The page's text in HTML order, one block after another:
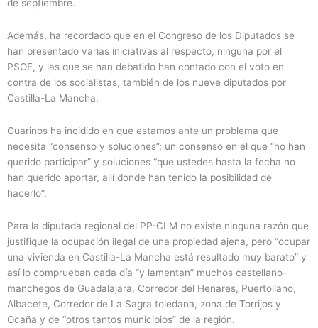
de septiembre.
Además, ha recordado que en el Congreso de los Diputados se
han presentado varias iniciativas al respecto, ninguna por el
PSOE, y las que se han debatido han contado con el voto en
contra de los socialistas, también de los nueve diputados por
Castilla-La Mancha.
Guarinos ha incidido en que estamos ante un problema que
necesita “consenso y soluciones”; un consenso en el que “no han
querido participar” y soluciones “que ustedes hasta la fecha no
han querido aportar, allí donde han tenido la posibilidad de
hacerlo”.
Para la diputada regional del PP-CLM no existe ninguna razón que
justifique la ocupación ilegal de una propiedad ajena, pero “ocupar
una vivienda en Castilla-La Mancha está resultado muy barato” y
así lo comprueban cada día “y lamentan” muchos castellano-
manchegos de Guadalajara, Corredor del Henares, Puertollano,
Albacete, Corredor de La Sagra toledana, zona de Torrijos y
Ocaña y de “otros tantos municipios” de la región.